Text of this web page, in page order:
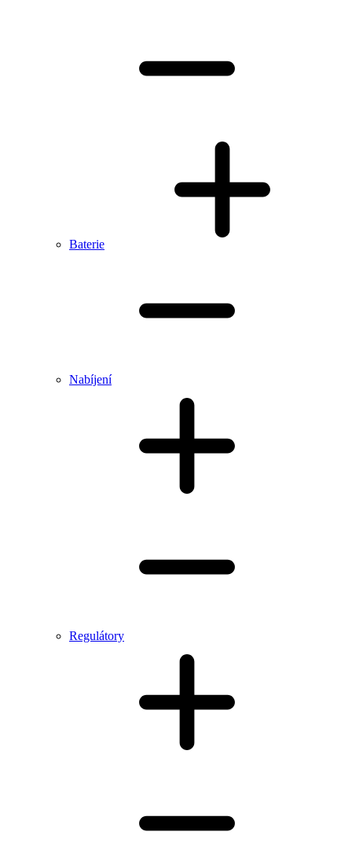
Baterie
Nabíjení
Regulátory